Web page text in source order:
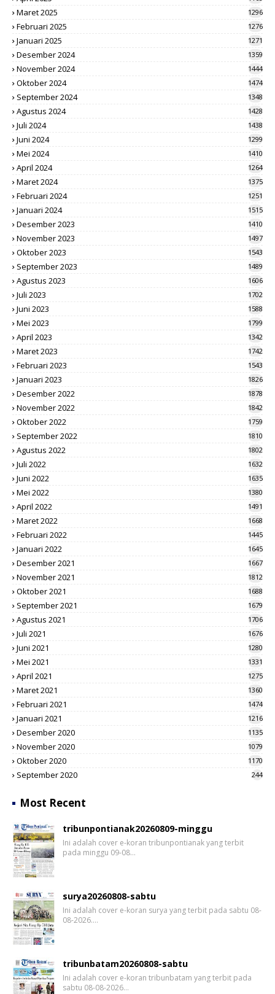
Maret 2025 1296
Februari 2025 1276
Januari 2025 1271
Desember 2024 1359
November 2024 1444
Oktober 2024 1474
September 2024 1348
Agustus 2024 1428
Juli 2024 1438
Juni 2024 1299
Mei 2024 1410
April 2024 1264
Maret 2024 1375
Februari 2024 1251
Januari 2024 1515
Desember 2023 1410
November 2023 1497
Oktober 2023 1543
September 2023 1489
Agustus 2023 1606
Juli 2023 1702
Juni 2023 1588
Mei 2023 1799
April 2023 1342
Maret 2023 1742
Februari 2023 1543
Januari 2023 1826
Desember 2022 1878
November 2022 1842
Oktober 2022 1759
September 2022 1810
Agustus 2022 1802
Juli 2022 1632
Juni 2022 1635
Mei 2022 1380
April 2022 1491
Maret 2022 1668
Februari 2022 1445
Januari 2022 1645
Desember 2021 1667
November 2021 1812
Oktober 2021 1688
September 2021 1679
Agustus 2021 1706
Juli 2021 1676
Juni 2021 1280
Mei 2021 1331
April 2021 1275
Maret 2021 1360
Februari 2021 1474
Januari 2021 1216
Desember 2020 1135
November 2020 1079
Oktober 2020 1170
September 2020 244
Most Recent
tribunpontianak20260809-minggu
Ini adalah cover e-koran tribunpontianak yang terbit
pada minggu 09-08…
surya20260808-sabtu
Ini adalah cover e-koran surya yang terbit pada sabtu 08-
08-2026.…
tribunbatam20260808-sabtu
Ini adalah cover e-koran tribunbatam yang terbit pada
sabtu 08-08-2026…